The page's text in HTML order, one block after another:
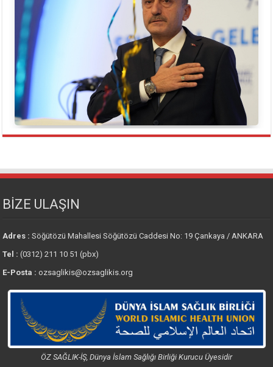
BİZE ULAŞIN
Adres :Söğütözü Mahallesi Söğütözü Caddesi No: 19 Çankaya / ANKARA
Tel : (0312) 211 10 51 (pbx)
E-Posta : ozsaglikis@ozsaglikis.org
ÖZ SAĞLIK-İŞ, Dünya İslam Sağlığı Birliği Kurucu Üyesidir